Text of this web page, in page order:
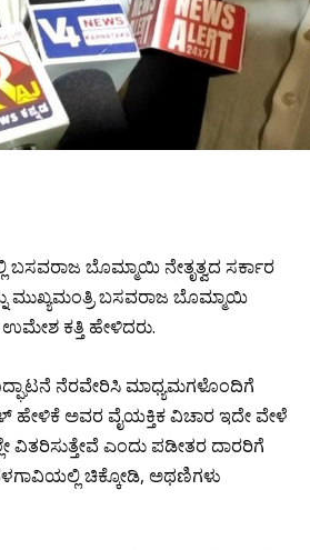
ಬಸವರಾಜ ಬೊಮ್ಮಾಯಿ ನೇತೃತ್ವದ ಸರ್ಕಾರ
ಮುಖ್ಯಮಂತ್ರಿ ಬಸವರಾಜ ಬೊಮ್ಮಾಯಿ
ಕತ್ತಿ ಹೇಳಿದರು.
ನೆರವೇರಿಸಿ ಮಾಧ್ಯಮಗಳೊಂದಿಗೆ
ಹೇಳಿಕೆ ಅವರ ವೈಯಕ್ತಿಕ ವಿಚಾರ ಇದೇ ವೇಳೆ
ಎಂದು ಪಡೀತರ ದಾರರಿಗೆ
ಚಿಕ್ಕೋಡಿ, ಅಥಣಿಗಳು